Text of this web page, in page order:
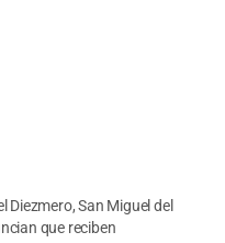
Diezmero, San Miguel del
que reciben